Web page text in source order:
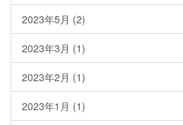
2023年5月 (2)
2023年3月 (1)
2023年2月 (1)
2023年1月 (1)